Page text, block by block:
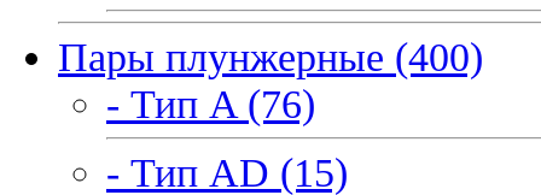
Пары плунжерные (400)
- Тип A (76)
- Тип AD (15)